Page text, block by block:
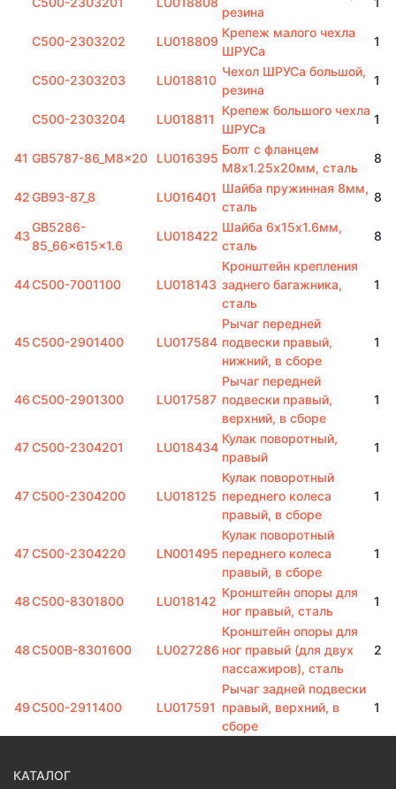
резина
C500-2303202 LU018809
Крепеж малого чехла
ШРУСа
1
C500-2303203 LU018810
Чехол ШРУСа большой,
резина
1
C500-2303204 LU018811
Крепеж большого чехла
ШРУСа
1
41 GB5787-86_M8x20 LU016395
Болт с фланцем
M8х1.25х20мм, сталь
8
42GB93-87_8 LU016401
Шайба пружинная 8мм,
сталь
8
43
GB5286-
85_66x615x1.6
LU018422
Шайба 6х15х1.6мм,
сталь
8
44C500-7001100 LU018143
Кронштейн крепления
заднего багажника,
сталь
1
45C500-2901400 LU017584
Рычаг передней
подвески правый,
нижний, в сборе
1
46C500-2901300 LU017587
Рычаг передней
подвески правый,
верхний, в сборе
1
47C500-2304201 LU018434
Кулак поворотный,
правый
1
47C500-2304200 LU018125
Кулак поворотный
переднего колеса
правый, в сборе
1
47C500-2304220 LN001495
Кулак поворотный
переднего колеса
правый, в сборе
1
48C500-8301800 LU018142
Кронштейн опоры для
ног правый, сталь
1
48C500B-8301600 LU027286
Кронштейн опоры для
ног правый (для двух
пассажиров), сталь
2
49C500-2911400 LU017591
Рычаг задней подвески
правый, верхний, в
сборе
1
КАТАЛОГ